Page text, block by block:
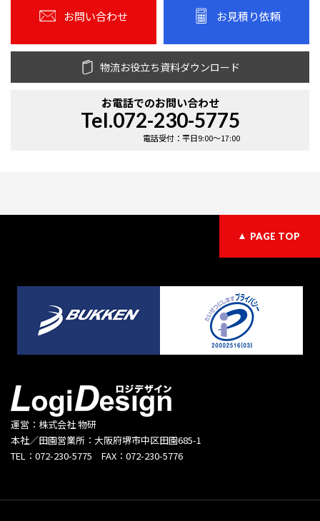
お問い合わせ お見積り依頼
物流お役立ち資料ダウンロード
お電話でのお問い合わせ
Tel.072-230-5775
電話受付：平日9:00〜17:00
PAGE TOP
運営：株式会社 物研
本社／田園営業所：大阪府堺市中区田園685-1
TEL：072-230-5775 FAX：072-230-5776